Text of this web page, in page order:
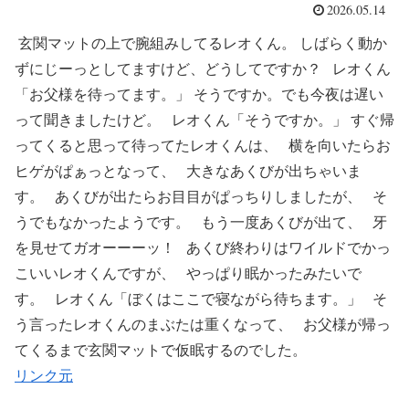
2026.05.14
玄関マットの上で腕組みしてるレオくん。 しばらく動か
ずにじーっとしてますけど、どうしてですか？ レオくん
「お父様を待ってます。」 そうですか。でも今夜は遅い
って聞きましたけど。 レオくん「そうですか。」 すぐ帰
ってくると思って待ってたレオくんは、 横を向いたらお
ヒゲがぱぁっとなって、 大きなあくびが出ちゃいま
す。 あくびが出たらお目目がぱっちりしましたが、 そ
うでもなかったようです。 もう一度あくびが出て、 牙
を見せてガオーーーッ！ あくび終わりはワイルドでかっ
こいいレオくんですが、 やっぱり眠かったみたいで
す。 レオくん「ぼくはここで寝ながら待ちます。」 そ
う言ったレオくんのまぶたは重くなって、 お父様が帰っ
てくるまで玄関マットで仮眠するのでした。
リンク元